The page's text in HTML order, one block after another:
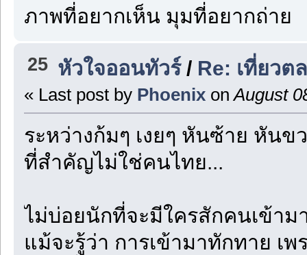
ภาพที่อยากเห็น มุมที่อยากถ่าย
25 หัวใจออนทัวร์/ Re: เที่ยวต
« Last post by Phoenix on August
ระหว่างก้มๆ เงยๆ หันซ้าย หัน
ที่สำคัญไม่ใช่คนไทย...
ไม่บ่อยนักที่จะมีใครสักคนเข้าม
แม้จะรู้ว่า การเข้ามาทักทาย เพ